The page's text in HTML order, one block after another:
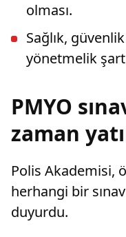
olması.
Sağlık,
yönetmelik
PMYO
zaman
Polis Akademisi,
herhangi bir
duyurdu.